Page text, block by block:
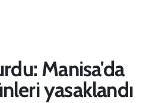
Manisa'da
yasaklandı